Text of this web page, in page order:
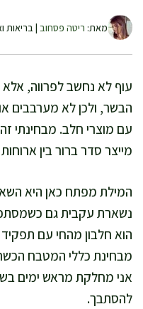
מאת: ריטה פסחוב | בריאות
עוף לא נחשב לפרווה,
הבשר, ולכן לא מערבבים
עם מוצרי חלב. מבחינתי
מייצר סדר ברור בין
המילת מפתח כאן היא
נשארת עקבית גם
הוא חלבון מהחי עם
מבחינת כללי המטבח
אני מחלקת מראש ימים
להסתבך.